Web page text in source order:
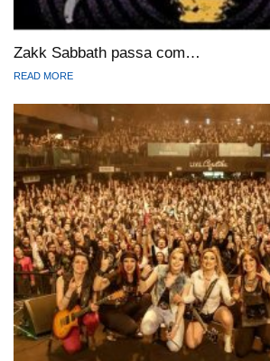
Zakk Sabbath passa com…
READ MORE